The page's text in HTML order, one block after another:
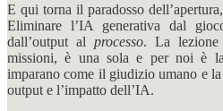
E qui torna il paradosso
Eliminare l’IA generativa dal
dall’output alprocesso. La lezione
missioni, è una sola e per noi è
imparano come il giudizio umano e
output e l’impatto dell’IA.